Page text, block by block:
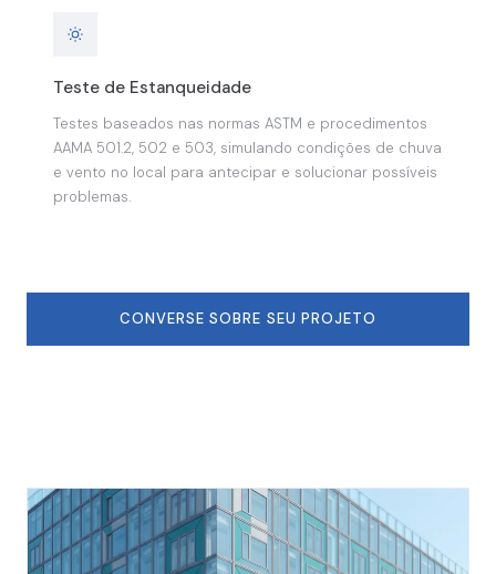
Teste de Estanqueidade
Testes baseados nas normas ASTM e procedimentos
AAMA 501.2, 502 e 503, simulando condições de chuva
e vento no local para antecipar e solucionar possíveis
problemas.
CONVERSE SOBRE SEU PROJETO